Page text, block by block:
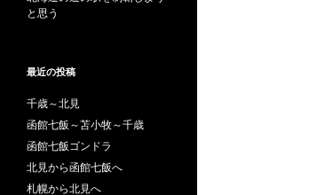
と思う
最近の投稿
千歳～北見
函館七飯～苫小牧～千歳
函館七飯ゴンドラ
北見から函館七飯へ
札幌から北見へ